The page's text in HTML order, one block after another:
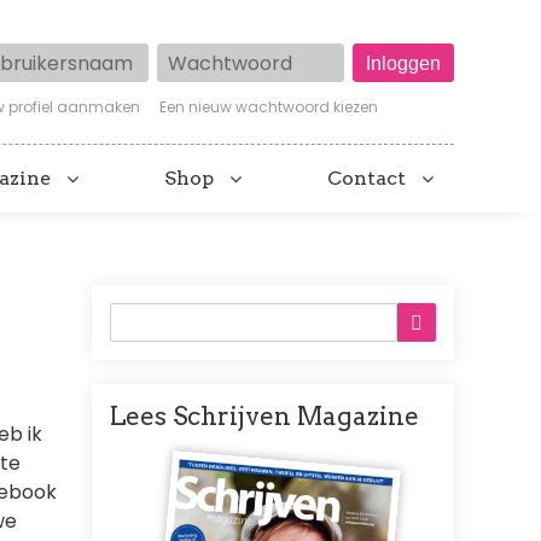
Wachtwoord
profiel aanmaken Een nieuw wachtwoord kiezen
Shop Contact
ik
Lees Schrijven Magazine
Afbeelding